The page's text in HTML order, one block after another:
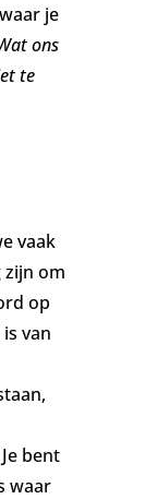
je
ons
te
vaak
zijn om
op
van
bent
waar